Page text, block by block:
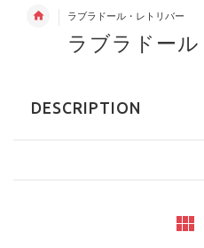
ラブラドール・レトリバー
ラブラドー
DESCRIPTION